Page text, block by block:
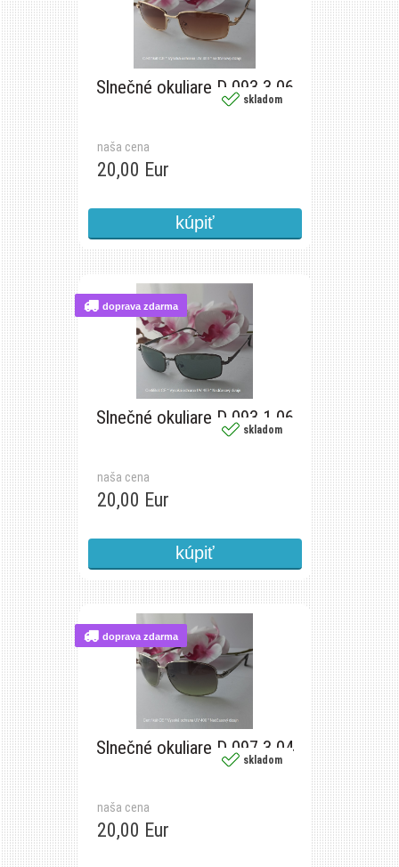
Slnečné okuliare D 093 3 06
naša cena
20,00 Eur
skladom
Slnečné okuliare D 093 1 06
naša cena
20,00 Eur
skladom
doprava zdarma
Slnečné okuliare D 097 3 04
naša cena
20,00 Eur
skladom
doprava zdarma